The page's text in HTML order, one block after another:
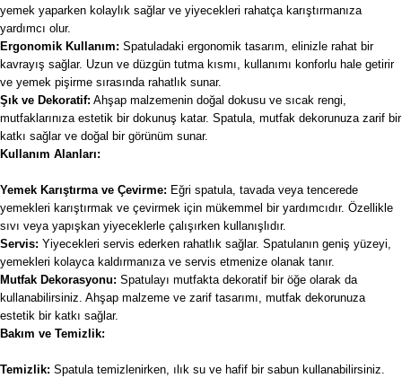
yemek yaparken kolaylık sağlar ve yiyecekleri rahatça karıştırmanıza
yardımcı olur.
Ergonomik Kullanım: Spatuladaki ergonomik tasarım, elinizle rahat bir
kavrayış sağlar. Uzun ve düzgün tutma kısmı, kullanımı konforlu hale getirir
ve yemek pişirme sırasında rahatlık sunar.
Şık ve Dekoratif: Ahşap malzemenin doğal dokusu ve sıcak rengi,
mutfaklarınıza estetik bir dokunuş katar. Spatula, mutfak dekorunuza zarif bir
katkı sağlar ve doğal bir görünüm sunar.
Kullanım Alanları:
Yemek Karıştırma ve Çevirme: Eğri spatula, tavada veya tencerede
yemekleri karıştırmak ve çevirmek için mükemmel bir yardımcıdır. Özellikle
sıvı veya yapışkan yiyeceklerle çalışırken kullanışlıdır.
Servis: Yiyecekleri servis ederken rahatlık sağlar. Spatulanın geniş yüzeyi,
yemekleri kolayca kaldırmanıza ve servis etmenize olanak tanır.
Mutfak Dekorasyonu: Spatulayı mutfakta dekoratif bir öğe olarak da
kullanabilirsiniz. Ahşap malzeme ve zarif tasarımı, mutfak dekorunuza
estetik bir katkı sağlar.
Bakım ve Temizlik:
Temizlik: Spatula temizlenirken, ılık su ve hafif bir sabun kullanabilirsiniz.